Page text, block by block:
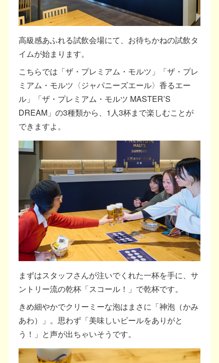
高級感あふれる試飲会場にて、お待ちかねの試飲タ
イムが始まります。
こちらでは「ザ・プレミアム・モルツ」「ザ・プレ
ミアム・モルツ〈ジャパニーズエール〉香るエー
ル」「ザ・プレミアム・モルツ MASTER’S
DREAM」の3種類から、1人3杯まで楽しむことが
できますよ。
まずはスタッフさんが注いでくれた一杯を手に、サ
ントリー流の乾杯「スコール！」で乾杯です。
きめ細やかでクリーミーな泡はまさに「神泡（かみ
あわ）」。思わず「美味しいビールをありがと
う！」と声が出ちゃいそうです。